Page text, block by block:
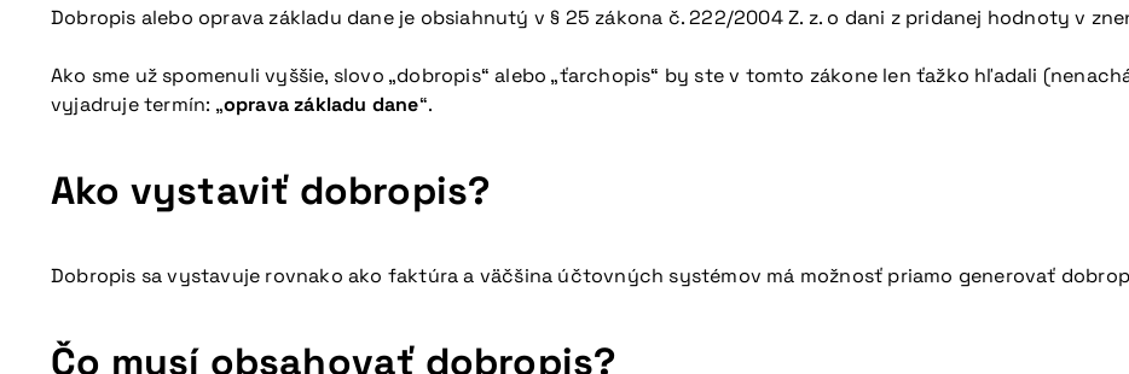
Dobropis alebo oprava základu dane je obsiahnutý v § 25 zákona č. 222/2004 Z. z. o dani z pridanej hodnoty v
Ako sme už spomenuli vyššie, slovo „dobropis“ alebo „ťarchopis“ by ste v tomto zákone len ťažko hľadali
vyjadruje termín: „oprava základu dane“.
Ako vystaviť dobropis?
Dobropis sa vystavuje rovnako ako faktúra a väčšina účtovných systémov má možnosť priamo generovať
Čo musí obsahovať dobropis?